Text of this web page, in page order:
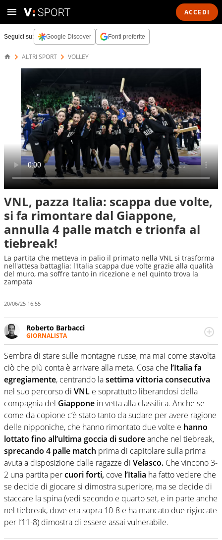
ACCEDI
Seguici su: Google Discover Fonti preferite
ALTRI SPORT VOLLEY
VNL, pazza Italia: scappa due volte,
si fa rimontare dal Giappone,
annulla 4 palle match e trionfa al
tiebreak!
La partita che metteva in palio il primato nella VNL si trasforma
nell'attesa battaglia: l'Italia scappa due volte grazie alla qualità
del muro, ma soffre tanto in ricezione e nel quinto trova la
zampata
20/06/25 16:55
Roberto Barbacci
GIORNALISTA
Giornalista (pubblicista) sportivo a tutto campo, è il
tuttologo di Virgilio Sport. Provate a chiedergli di boxe, di
scherma, di volley o di curling: ve ne farà innamorare
Sembra di stare sulle montagne russe, ma mai come stavolta
ciò che più conta è arrivare alla meta. Cosa che l’Italia fa
egregiamente, centrando lasettima vittoria consecutiva
nel suo percorso di VNL e soprattutto liberandosi della
compagnia del Giappone in vetta alla classifica. Anche se
come da copione c’è stato tanto da sudare per avere ragione
delle nipponiche, che hanno rimontato due volte e hanno
lottato fino all’ultima goccia di sudoreanche nel tiebreak,
sprecando 4 palle match prima di capitolare sulla prima
avuta a disposizione dalle ragazze di Velasco. Che vincono 3-
2 una partita percuori forti, cove l’Italia ha fatto vedere che
se decide di giocare si dimostra superiore, ma se decide di
staccare la spina (vedi secondo e quarto set, e in parte anche
nel tiebreak, dove era sopra 10-8 e ha mancato due rigiocate
per l’11-8) dimostra di essere assai vulnerabile.